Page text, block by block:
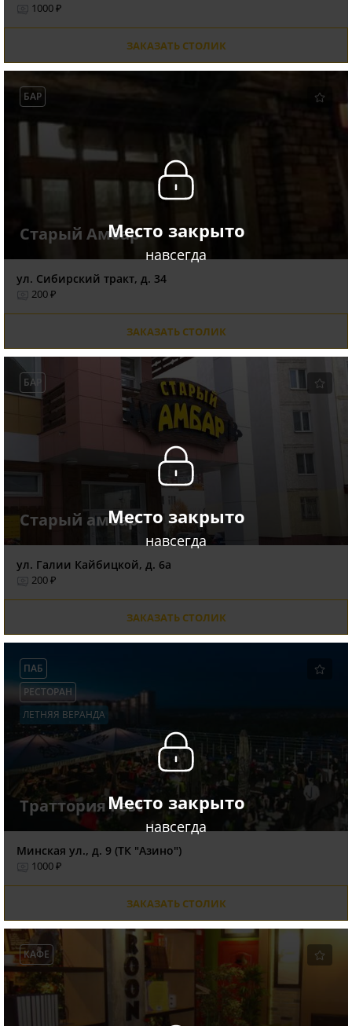
1000 ₽
ЗАКАЗАТЬ СТОЛИК
Место закрыто
навсегда
БАР
Старый Амбар
ул. Сибирский тракт, д. 34
200 ₽
ЗАКАЗАТЬ СТОЛИК
Место закрыто
навсегда
БАР
Старый амбар
ул. Галии Кайбицкой, д. 6а
200 ₽
ЗАКАЗАТЬ СТОЛИК
Место закрыто
навсегда
ПАБ
РЕСТОРАН
ЛЕТНЯЯ ВЕРАНДА
Траттория Fest
Минская ул., д. 9 (ТК "Азино")
1000 ₽
ЗАКАЗАТЬ СТОЛИК
КАФЕ